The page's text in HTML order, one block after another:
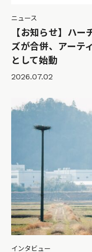
ニュース
【お知らせ】ハ
ズが合併、アーテ
として始動
2026.07.02
インタビュー